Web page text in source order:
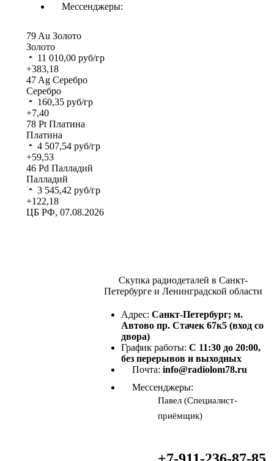
Мессенджеры:
79 Au Золото
Золото
11 010,00 руб/гр
+383,18
47 Ag Серебро
Серебро
160,35 руб/гр
+7,40
78 Pt Платина
Платина
4 507,54 руб/гр
+59,53
46 Pd Палладий
Палладий
3 545,42 руб/гр
+122,18
ЦБ РФ, 07.08.2026
Скупка радиодеталей в Санкт-
Петербурге и Ленинградской области
Адрес: Санкт-Петербург; м.
Автово пр. Стачек 67к5 (вход со
двора)
График работы: С 11:30 до 20:00,
без перерывов и выходных
Почта: info@radiolom78.ru
Мессенджеры:
Павел (Специалист-
приёмщик)